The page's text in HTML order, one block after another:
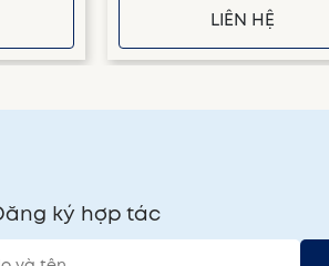
LIÊN HỆ
ký hợp tác